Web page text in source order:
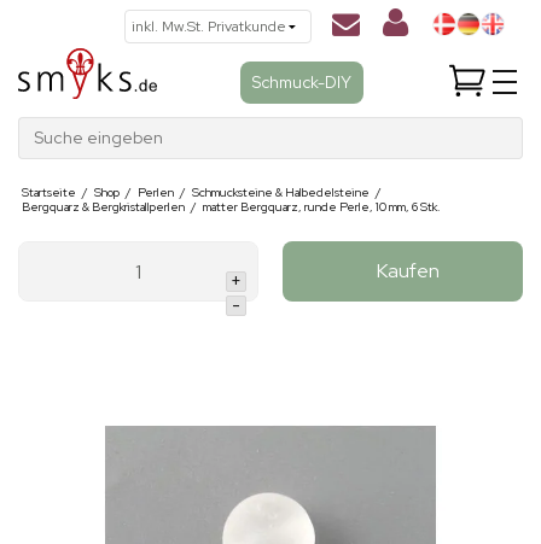
Schmuck-DIY
Suche eingeben
Startseite / Shop / Perlen / Schmucksteine & Halbedelsteine /
Bergquarz & Bergkristallperlen / matter Bergquarz, runde Perle, 10 mm, 6 Stk.
+
-
Kaufen